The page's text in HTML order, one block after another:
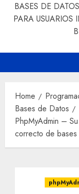
BASES DE
PARA USUARIOS
Home
Bases de Datos
PhpMyAdmin –
correcto de